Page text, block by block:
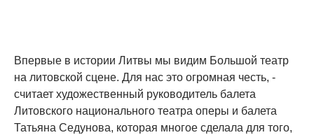
Впервые в истории Литвы мы видим Большой театр
на литовской сцене. Для нас это огромная честь, -
считает художественный руководитель балета
Литовского национального театра оперы и балета
Татьяна Седунова, которая многое сделала для того,